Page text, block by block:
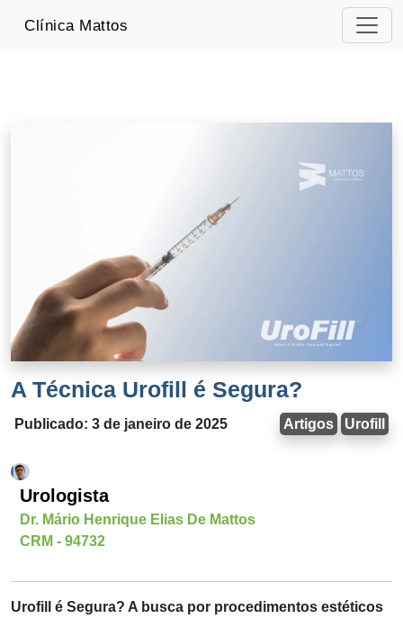
Clínica Mattos
A Técnica Urofill é Segura?
Publicado: 3 de janeiro de 2025 Artigos Urofill
Urologista
Dr. Mário Henrique Elias De Mattos
CRM - 94732
Urofill é Segura? A busca por procedimentos estéticos